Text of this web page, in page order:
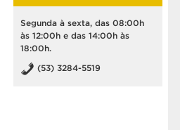
Segunda à sexta, das 08:00h
às 12:00h e das 14:00h às
18:00h.
(53) 3284-5519